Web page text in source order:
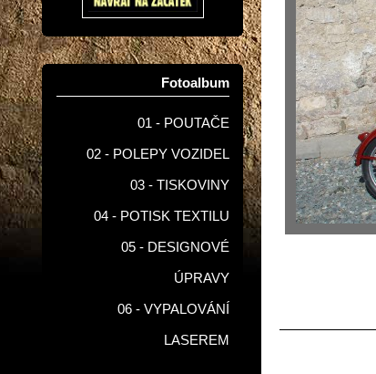
Fotoalbum
01 - POUTAČE
02 - POLEPY VOZIDEL
03 - TISKOVINY
04 - POTISK TEXTILU
05 - DESIGNOVÉ
ÚPRAVY
06 - VYPALOVÁNÍ
LASEREM